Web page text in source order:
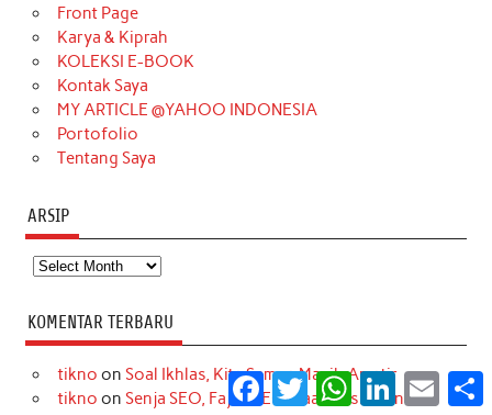
o
k
r
a
m
Front Page
Karya & Kiprah
KOLEKSI E-BOOK
Kontak Saya
MY ARTICLE @YAHOO INDONESIA
Portofolio
Tentang Saya
ARSIP
Arsip
KOMENTAR TERBARU
tikno on Soal Ikhlas, Kita Semua Masih Amatir
tikno on Senja SEO, Fajar GEO: Saat Mesin Pencari
Facebook
TwitterWhatsApp
LinkedInEmail